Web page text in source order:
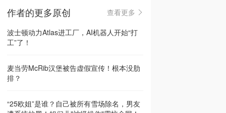
🇳🇿新西兰
作者的更多原创
查看更多
波士顿动力Atlas进工厂，AI机器人开始“打
工”了！
麦当劳McRib汉堡被告虚假宣传！根本没肋
排？
“25欧姐”是谁？自己被所有雪场除名，男友